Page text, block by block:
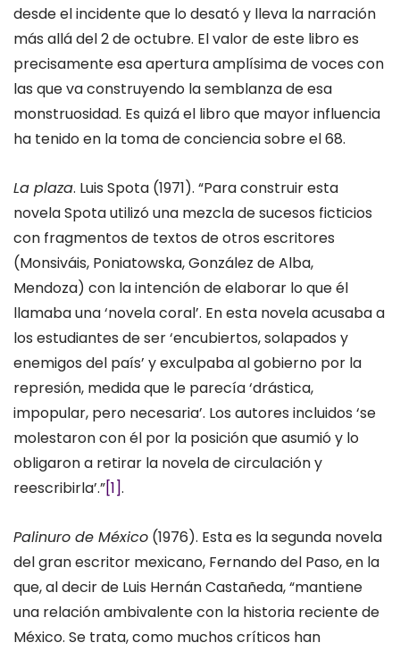
desde el incidente que lo desató y lleva la narración
más allá del 2 de octubre. El valor de este libro es
precisamente esa apertura amplísima de voces con
las que va construyendo la semblanza de esa
monstruosidad. Es quizá el libro que mayor influencia
ha tenido en la toma de conciencia sobre el 68.
La plaza. Luis Spota (1971). “Para construir esta
novela Spota utilizó una mezcla de sucesos ficticios
con fragmentos de textos de otros escritores
(Monsiváis, Poniatowska, González de Alba,
Mendoza) con la intención de elaborar lo que él
llamaba una ‘novela coral’. En esta novela acusaba a
los estudiantes de ser ‘encubiertos, solapados y
enemigos del país’ y exculpaba al gobierno por la
represión, medida que le parecía ‘drástica,
impopular, pero necesaria’. Los autores incluidos ‘se
molestaron con él por la posición que asumió y lo
obligaron a retirar la novela de circulación y
reescribirla’.”[1].
Palinuro de México (1976). Esta es la segunda novela
del gran escritor mexicano, Fernando del Paso, en la
que, al decir de Luis Hernán Castañeda, “mantiene
una relación ambivalente con la historia reciente de
México. Se trata, como muchos críticos han